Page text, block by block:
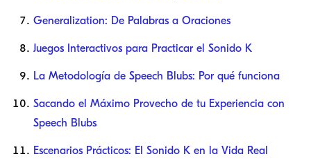
Generalization: De Palabras a Oraciones
Juegos Interactivos para Practicar el Sonido K
La Metodología de Speech Blubs: Por qué funciona
Sacando el Máximo Provecho de tu Experiencia con
Speech Blubs
Escenarios Prácticos: El Sonido K en la Vida Real